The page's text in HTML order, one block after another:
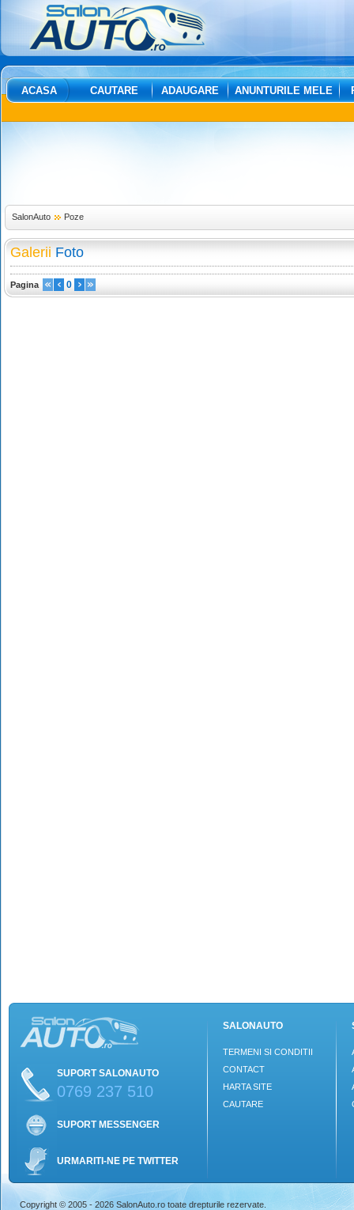
ACASA CAUTARE ADAUGARE ANUNTURILE MELE
SalonAuto Poze
Galerii Foto
Pagina 0
SUPORT SALONAUTO
0769 237 510
SUPORT MESSENGER
URMARITI-NE PE TWITTER
SALONAUTO
TERMENI SI CONDITII
CONTACT
HARTA SITE
CAUTARE
Copyright © 2005 - 2026 SalonAuto.ro toate drepturile rezervate.